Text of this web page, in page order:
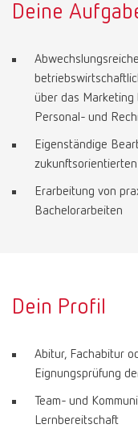
Deine
über das Marketing
Personal- und
Eigenständige
Erarbeitung von
Bachelorarbeiten
Dein Profil
Abitur, Fachabitur
Eignungsprüfung
Team- und
Lernbereitschaft